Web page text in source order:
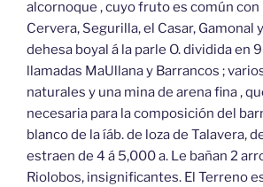
alcornoque , cuyo fruto es común con
Cervera, Segurilla, el Casar, Gamonal
dehesa boyal á la parle O. dividida en
llamadas MaUllana y Barrancos ;
naturales y una mina de arena fina ,
necesaria para la composición del
blanco de la íáb. de loza de Talavera,
estraen de 4 á 5,000 a. Le bañan 2
Riolobos, insignificantes. El Terreno